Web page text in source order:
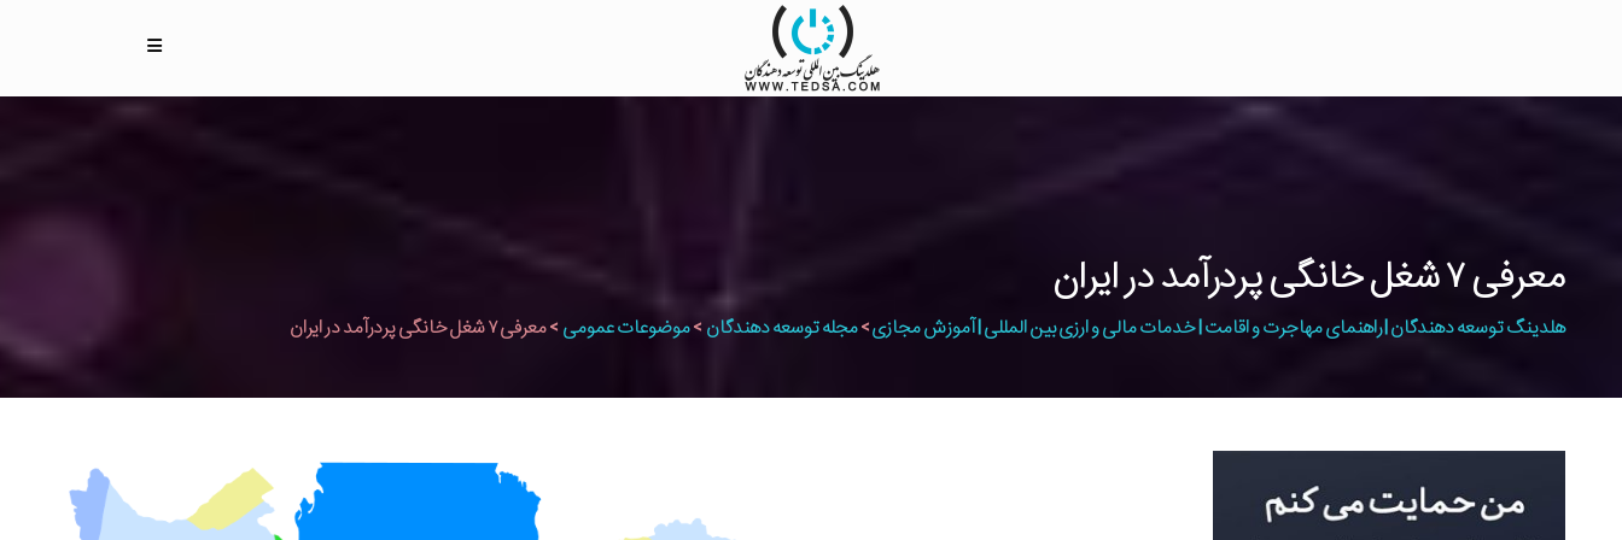
معرفی ۷ شغل خانگی پردرآمد در ایران
هلدینگ توسعه دهندگان | راهنمای مهاجرت و اقامت | خدمات مالی و ارزی بین المللی | آموزش مجازی>مجله توسعه دهندگان >موضوعات عمومی >معرفی ۷ شغل خانگی پردرآمد در ایران